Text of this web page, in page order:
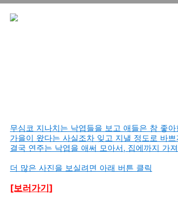
무심코 지나치는 낙엽들을 보고 애들은 참 좋아
가을이 왔다는 사실조차 잊고 지낼 정도로 바
결국 연주는 낙엽을 애써 모아서, 집에까지 가
더 많은 사진을 보실려면 아래 버튼 클릭
[보러가기]